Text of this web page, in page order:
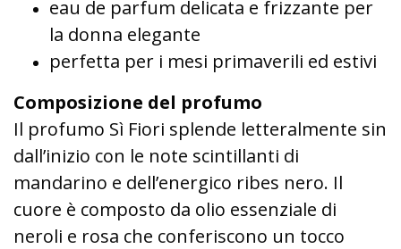
eau de parfum delicata e frizzante per
la donna elegante
perfetta per i mesi primaverili ed estivi
Composizione del profumo
Il profumo Sì Fiori splende letteralmente sin
dall’inizio con le note scintillanti di
mandarino e dell’energico ribes nero. Il
cuore è composto da olio essenziale di
neroli e rosa che conferiscono un tocco